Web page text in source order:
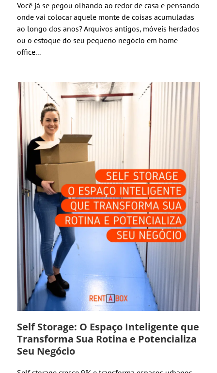
Você já se pegou olhando ao redor de casa e pensando
onde vai colocar aquele monte de coisas acumuladas
ao longo dos anos? Arquivos antigos, móveis herdados
ou o estoque do seu pequeno negócio em home
office...
Self Storage: O Espaço Inteligente que
Transforma Sua Rotina e Potencializa
Seu Negócio